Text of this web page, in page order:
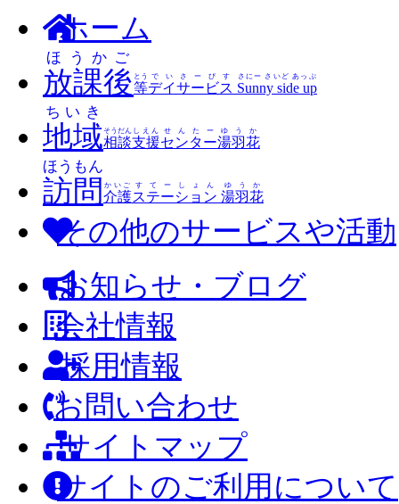
ホーム
放課後
ほうかご
等
とう
デイサービス
でいさーびす
Sunny side up
さにー さいど あっぷ
地域
ちいき
相談
そうだん
支援
しえん
センター
せんたー
湯羽花
ゆうか
訪問
ほうもん
介護
かいご
ステーション
すてーしょん
湯羽花
ゆうか
その他のサービスや活動
お知らせ・ブログ
会社情報
採用情報
お問い合わせ
サイトマップ
サイトのご利用について